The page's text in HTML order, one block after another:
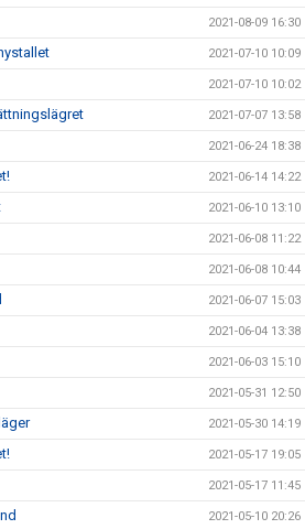
2021-08-09 16:30
2021-07-10 10:09
2021-07-10 10:02
2021-07-07 13:58
2021-06-24 18:38
2021-06-14 14:22
2021-06-10 13:10
2021-06-08 11:22
2021-06-08 10:44
2021-06-07 15:03
2021-06-04 13:38
2021-06-03 15:10
2021-05-31 12:50
2021-05-30 14:19
2021-05-17 19:05
2021-05-17 11:45
2021-05-10 20:26